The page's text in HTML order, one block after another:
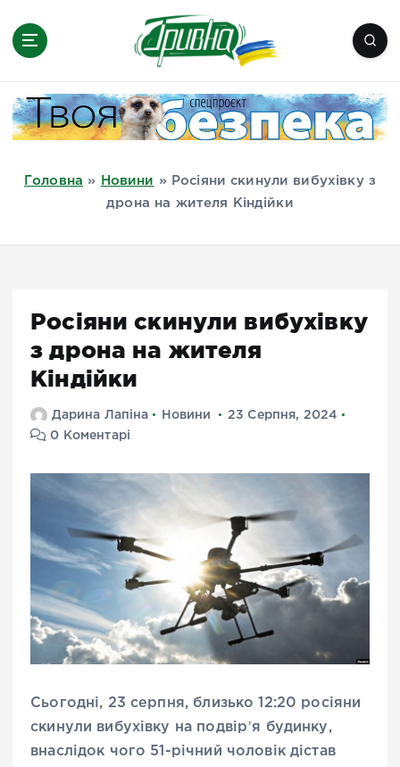
Миколаїв, Одеса, Мелітополь
Головна » Новини »
Росіяни скинули вибухівку з
дрона на жителя Кіндійки
Росіяни скинули вибухівку
з дрона на жителя
Кіндійки
Дарина Лапіна Новини
23 Серпня, 2024
0 Коментарі
Сьогодні, 23 серпня, близько 12:20 росіяни
скинули вибухівку на подвірʼя будинку,
внаслідок чого 51-річний чоловік дістав